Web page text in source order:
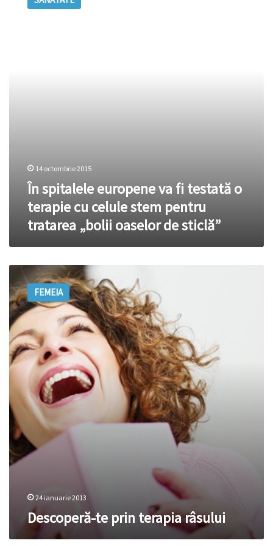
europene
sticlă”
14 octombrie 2015
În spitalele europene va fi testată o
terapie cu celule stem pentru
tratarea „bolii oaselor de sticlă”
Descoperă-
te
prin
terapia
râsului
FEMEIA
24 ianuarie 2013
Descoperă-te prin terapia râsului